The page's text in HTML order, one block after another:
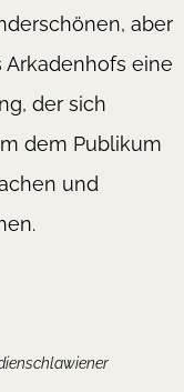
aber
eine
der sich
dem Publikum
und